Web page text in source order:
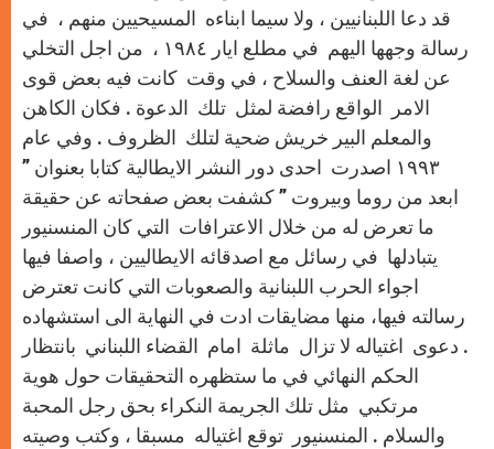
قد دعا اللبنانيين ، ولا سيما ابناءه المسيحيين منهم ، في
رسالة وجهها اليهم في مطلع ايار ١٩٨٤ ، من اجل التخلي
عن لغة العنف والسلاح ، في وقت كانت فيه بعض قوى
الامر الواقع رافضة لمثل تلك الدعوة . فكان الكاهن
والمعلم البير خريش ضحية لتلك الظروف . وفي عام
١٩٩٣ اصدرت احدى دور النشر الايطالية كتابا بعنوان ”
ابعد من روما وبيروت ” كشفت بعض صفحاته عن حقيقة
ما تعرض له من خلال الاعترافات التي كان المنسنيور
يتبادلها في رسائل مع اصدقائه الايطاليين ، واصفا فيها
اجواء الحرب اللبنانية والصعوبات التي كانت تعترض
رسالته فيها، منها مضايقات ادت في النهاية الى استشهاده
. دعوى اغتياله لا تزال ماثلة امام القضاء اللبناني بانتظار
الحكم النهائي في ما ستظهره التحقيقات حول هوية
مرتكبي مثل تلك الجريمة النكراء بحق رجل المحبة
والسلام . المنسنيور توقع اغتياله مسبقا ، وكتب وصيته